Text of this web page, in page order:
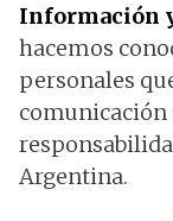
Información
hacemos
personales
comunicación
Argentina.